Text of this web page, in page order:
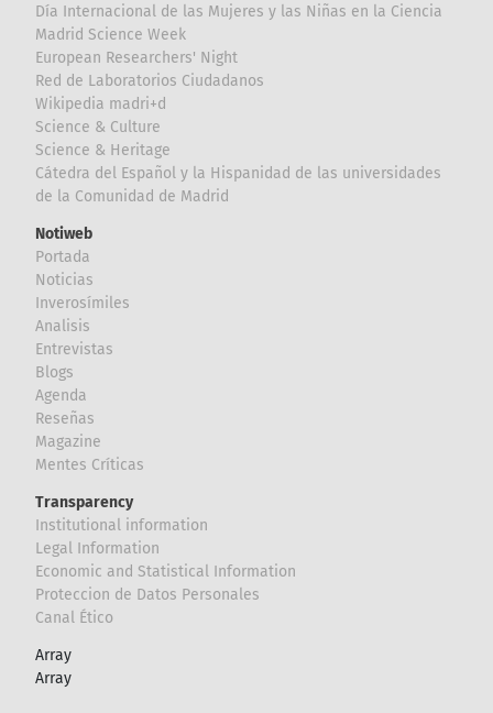
Día Internacional de las Mujeres y las Niñas en la Ciencia
Madrid Science Week
European Researchers' Night
Red de Laboratorios Ciudadanos
Wikipedia madri+d
Science & Culture
Science & Heritage
Cátedra del Español y la Hispanidad de las universidades
de la Comunidad de Madrid
Notiweb
Portada
Noticias
Inverosímiles
Analisis
Entrevistas
Blogs
Agenda
Reseñas
Magazine
Mentes Críticas
Transparency
Institutional information
Legal Information
Economic and Statistical Information
Proteccion de Datos Personales
Canal Ético
Array
Array